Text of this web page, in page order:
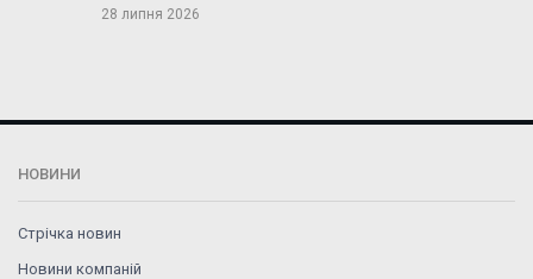
28 липня 2026
НОВИНИ
Стрічка новин
Новини компаній